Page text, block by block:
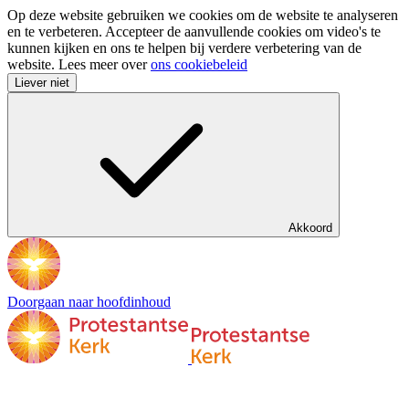
Op deze website gebruiken we cookies om de website te analyseren
en te verbeteren. Accepteer de aanvullende cookies om video's te
kunnen kijken en ons te helpen bij verdere verbetering van de
website. Lees meer overons cookiebeleid
Liever niet
Akkoord
Doorgaan naar hoofdinhoud